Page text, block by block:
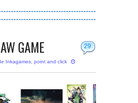
29
GAME
Inkagames, point and click